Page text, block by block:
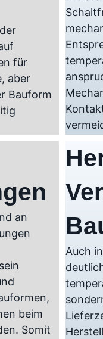
für
aber
Bauform
an
beim
Somit
Auch